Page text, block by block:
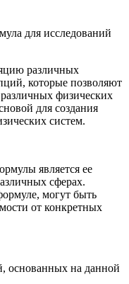
для исследований
различных
которые позволяют
физических
для создания
систем.
является ее
сферах.
могут быть
от конкретных
основанных на данной